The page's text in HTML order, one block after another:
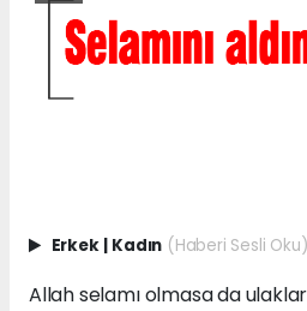
Erkek | Kadın (Haberi Sesli Oku)
Allah selamı olmasa da ulaklar